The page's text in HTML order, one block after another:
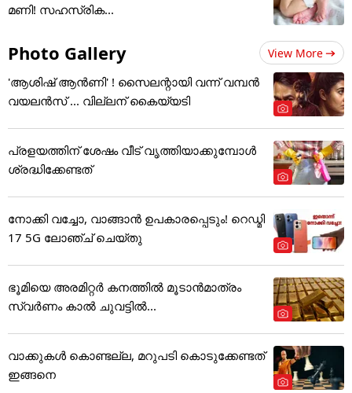
മണി! സഹസ്രിക...
Photo Gallery View More
'ആശിഷ് ആൻണി' ! സൈലന്റായി വന്ന് വമ്പൻ
വയലൻസ് ... വില്ലന് കൈയ്യടി
പ്രളയത്തിന് ശേഷം വീട് വൃത്തിയാക്കുമ്പോൾ
ശ്രദ്ധിക്കേണ്ടത്
നോക്കി വച്ചോ, വാങ്ങാൻ ഉപകാരപ്പെടും! റെഡ്മി
17 5G ലോഞ്ച് ചെയ്തു
ഭൂമിയെ അരമിറ്റർ കനത്തിൽ മൂടാൻമാത്രം
സ്വർണം കാൽ ചുവട്ടിൽ...
വാക്കുകൾ കൊണ്ടല്ല, മറുപടി കൊടുക്കേണ്ടത്
ഇങ്ങനെ